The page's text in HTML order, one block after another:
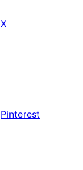
X
Pinterest